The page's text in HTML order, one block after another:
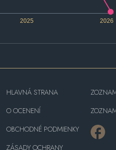
2025 2026
HLAVNÁ STRANA
O OCENENÍ
OBCHODNÉ PODMIENKY
ZÁSADY OCHRANY